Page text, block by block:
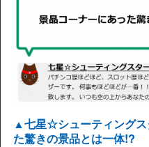
▲七星☆シューティングス
た驚きの景品とは一体!?